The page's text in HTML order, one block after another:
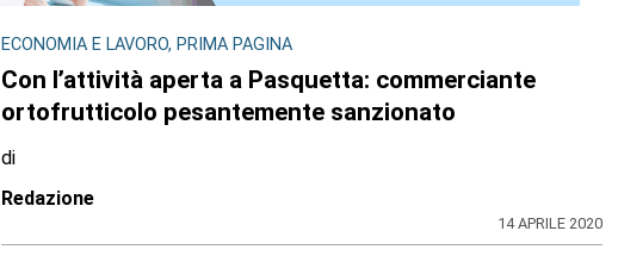
ECONOMIA E LAVORO, PRIMA PAGINA
Con l’attività aperta a Pasquetta: commerciante
ortofrutticolo pesantemente sanzionato
di
Redazione
14 APRILE 2020